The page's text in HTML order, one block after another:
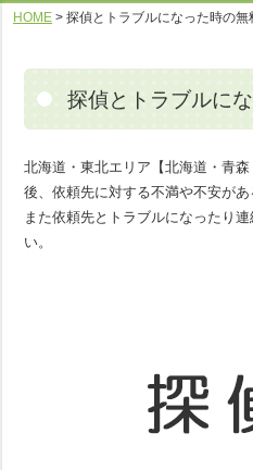
探偵とトラブルに
北海道・東北エリア【北海道・青
後、依頼先に対する不満や不安が
また依頼先とトラブルになったり
い。
HOME > 探偵とトラブルになった時の無